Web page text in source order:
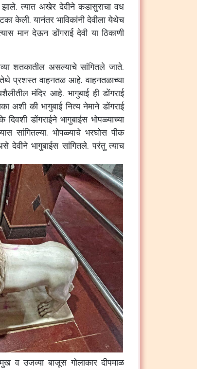
झाले.त्यात अखेर देवीने कडासुराचा वध
केली.यानंतर भाविकांनी देवीला येथेच
मान देऊन डोंगराई देवी या ठिकाणी
शतकातील असल्याचे सांगितले जाते.
प्रशस्त वाहनतळ आहे.वाहनतळाच्या
मंदिर आहे.भागुबाई ही डोंगराई
अशी की भागुबाई नित्य नेमाने डोंगराई
दिवशी डोंगराईने भागुबाईस भोपळ्याच्या
सांगितल्या.भोपळ्याचे भरघोस पीक
देवीने भागुबाईस सांगितले.परंतु त्याच
व उजव्या बाजूस गोलाकार दीपमाळ